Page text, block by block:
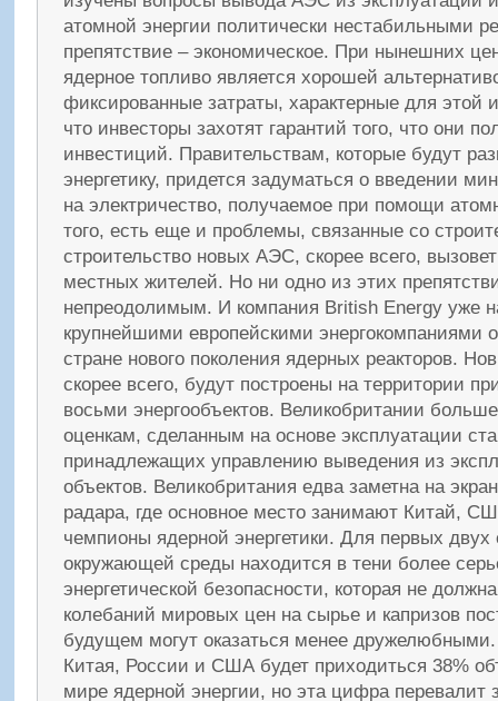
атомной энергии политически нестабильными
препятствие – экономическое. При нынешних
ядерное топливо является хорошей
фиксированные затраты, характерные для этой
что инвесторы захотят гарантий того, что они
инвестиций. Правительствам, которые будут
энергетику, придется задуматься о введении
на электричество, получаемое при помощи
того, есть еще и проблемы, связанные со
строительство новых АЭС, скорее всего,
местных жителей. Но ни одно из этих
непреодолимым. И компания British Energy уже
крупнейшими европейскими энергокомпаниями
стране нового поколения ядерных реакторов.
скорее всего, будут построены на территории
восьми энергообъектов. Великобритании
оценкам, сделанным на основе эксплуатации
принадлежащих управлению выведения из
объектов. Великобритания едва заметна на
радара, где основное место занимают Китай,
чемпионы ядерной энергетики. Для первых
окружающей среды находится в тени более
энергетической безопасности, которая не
колебаний мировых цен на сырье и капризов
будущем могут оказаться менее
Китая, России и США будет приходиться 38%
мире ядерной энергии, но эта цифра перевалит